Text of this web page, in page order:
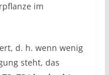
im
d. h. wenn wenig
steht, das